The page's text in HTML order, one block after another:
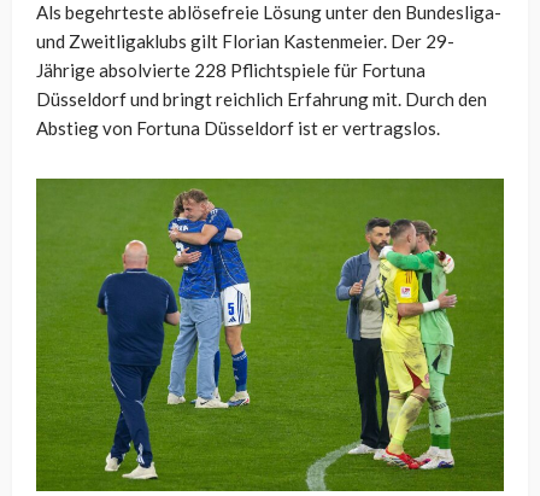
Als begehrteste ablösefreie Lösung unter den Bundesliga-
und Zweitligaklubs gilt Florian Kastenmeier. Der 29-
Jährige absolvierte 228 Pflichtspiele für Fortuna
Düsseldorf und bringt reichlich Erfahrung mit. Durch den
Abstieg von Fortuna Düsseldorf ist er vertragslos.